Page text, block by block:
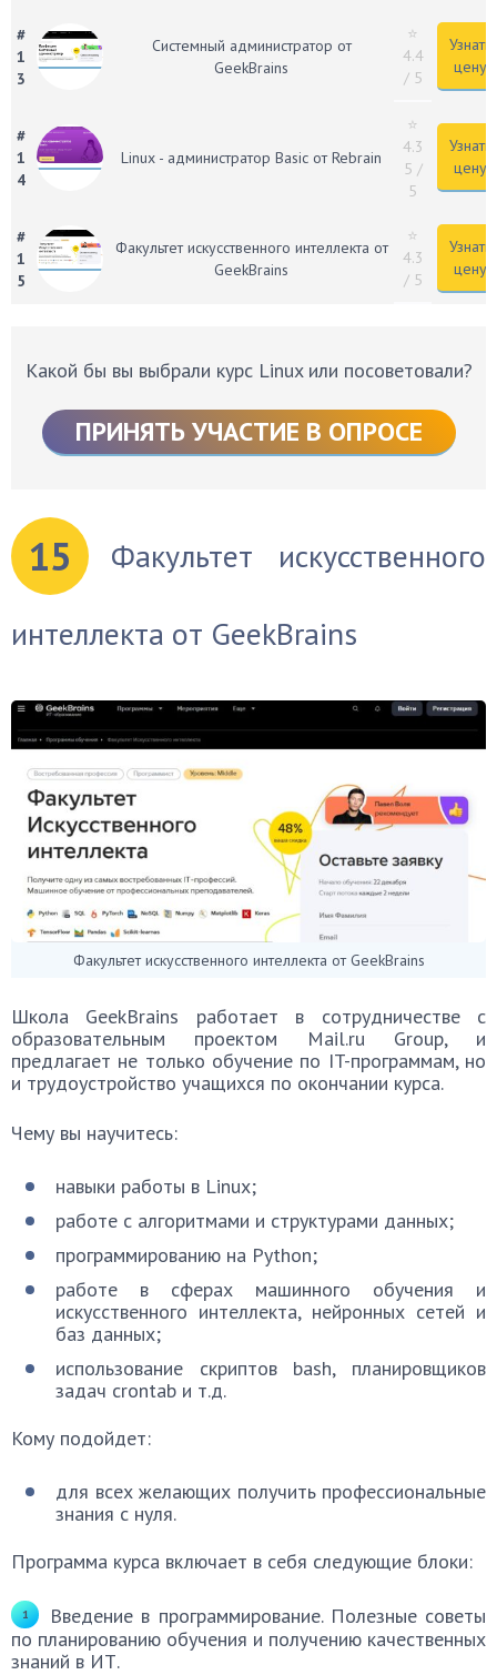
#
1
3
Системный администратор от
GeekBrains
⭐
4.4
/ 5
Узнать
цену
#
1
4
Linux - администратор Basic от Rebrain
⭐
4.3
5 /
5
Узнать
цену
#
1
5
Факультет искусственного интеллекта от
GeekBrains
⭐
4.3
/ 5
Узнать
цену
Какой бы вы выбрали курс Linux или посоветовали?
ПРИНЯТЬ УЧАСТИЕ В ОПРОСЕ
15
Факультет искусственного
интеллекта от GeekBrains
Факультет искусственного интеллекта от GeekBrains
Школа GeekBrains работает в сотрудничестве с
образовательным проектом Mail.ru Group, и
предлагает не только обучение по IT-программам, но
и трудоустройство учащихся по окончании курса.
Чему вы научитесь:
навыки работы в Linux;
работе с алгоритмами и структурами данных;
программированию на Python;
работе в сферах машинного обучения и
искусственного интеллекта, нейронных сетей и
баз данных;
использование скриптов bash, планировщиков
задач crontab и т.д.
Кому подойдет:
для всех желающих получить профессиональные
знания с нуля.
Программа курса включает в себя следующие блоки:
Введение в программирование. Полезные советы
по планированию обучения и получению качественных
знаний в ИТ.